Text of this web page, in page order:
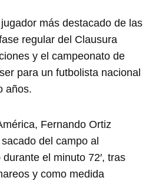
más destacado de las
regular del Clausura
y el campeonato de
para un futbolista nacional
años.
Fernando Ortiz
del campo al
el minuto 72′, tras
y como medida